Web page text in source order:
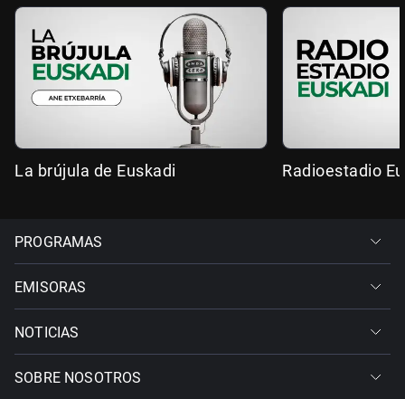
La brújula de Euskadi Radioestadio
PROGRAMAS
EMISORAS
NOTICIAS
SOBRE NOSOTROS